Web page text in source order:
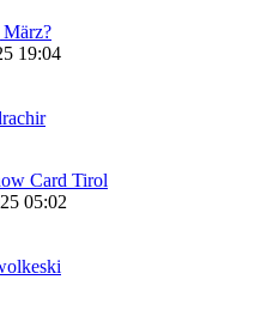
19:04
Card Tirol
05:02